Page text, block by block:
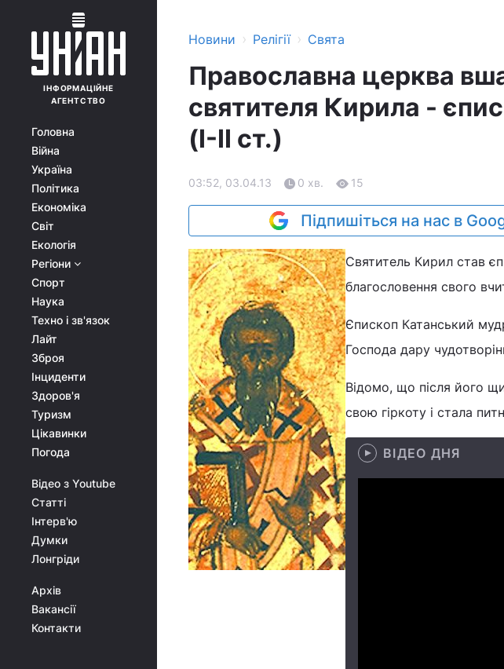
ІНФОРМАЦІЙНЕ
АГЕНТСТВО
Головна
Війна
Україна
Політика
Економіка
Світ
Екологія
Регіони
Спорт
Наука
Техно і зв'язок
Лайт
Зброя
Інциденти
Здоров'я
Туризм
Цікавинки
Погода
Відео з Youtube
Статті
Інтерв'ю
Думки
Лонгріди
Архів
Вакансії
Контакти
Новини › Релігії › Свята
Православна церква
святителя Кирила -
(I-II ст.)
03:52, 03.04.13 0 хв. 15
Підпишіться на нас в
Святитель Кирил став
благословення свого
Єпископ Катанський
Господа дару
Відомо, що після його
свою гіркоту і стала
ВІДЕО ДНЯ